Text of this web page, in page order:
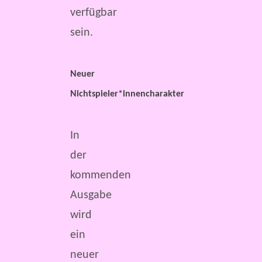
verfügbar
sein.
Neuer
Nichtspieler*innencharakter
In
der
kommenden
Ausgabe
wird
ein
neuer